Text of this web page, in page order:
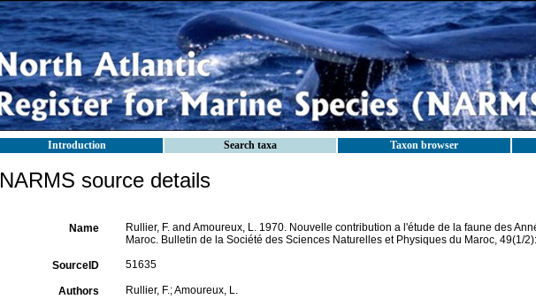
Introduction Search taxa Taxon browser
NARMS source details
Name
Rullier, F. and Amoureux, L. 1970. Nouvelle contribution a l'étude de la faune des
Maroc. Bulletin de la Société des Sciences Naturelles et Physiques du Maroc, 49(1/
SourceID 51635
Authors Rullier, F.; Amoureux, L.